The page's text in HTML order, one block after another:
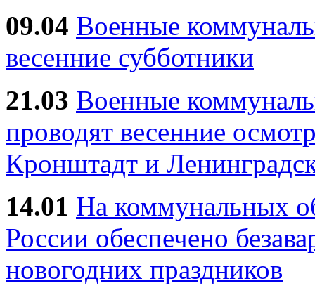
09.04 Военные
весенние субботники
21.03 Военные
проводят весенние
Кронштадт и
14.01 На коммунальных
России обеспечено
новогодних праздников